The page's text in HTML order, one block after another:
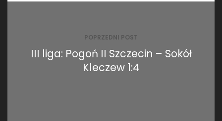
POPRZEDNI POST
III liga: Pogoń II Szczecin – Sokół
Kleczew 1:4